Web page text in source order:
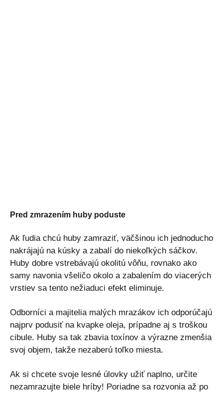
Pred zmrazením huby poduste
Ak ľudia chcú huby zamraziť, väčšinou ich jednoducho
nakrájajú na kúsky a zabalí do niekoľkých sáčkov.
Huby dobre vstrebávajú okolitú vôňu, rovnako ako
samy navonia všeličo okolo a zabalením do viacerých
vrstiev sa tento nežiaduci efekt eliminuje.
Odborníci a majitelia malých mrazákov ich odporúčajú
najprv podusiť na kvapke oleja, prípadne aj s troškou
cibule. Huby sa tak zbavia toxínov a výrazne zmenšia
svoj objem, takže nezaberú toľko miesta.
Ak si chcete svoje lesné úlovky užiť naplno, určite
nezamrazujte biele hríby! Poriadne sa rozvonia až po